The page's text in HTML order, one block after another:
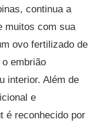
continua a
muitos com sua
ovo fertilizado de
embrião
interior. Além de
e
é reconhecido por